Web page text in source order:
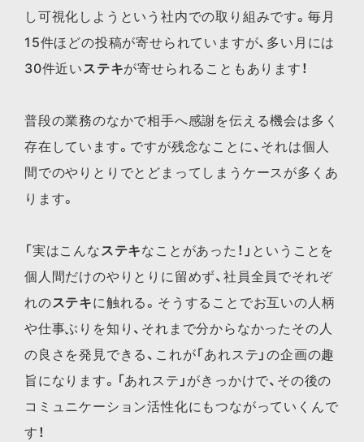
し可視化しようという社内での取り組みです。毎月
15件ほどの投稿が寄せられていますが、多い月には
30件近いステキが寄せられることもあります！
普段の業務のなかで相手へ感謝を伝える機会は多く
存在しています。ですが残念なことに、それは個人
間でのやりとりでとどまってしまうケースが多くあ
ります。
「実はこんなステキなことがあった！」ということを
個人間だけのやりとりに留めず、社員全員でそれぞ
れのステキに触れる。そうすることでお互いの人柄
や仕事ぶりを知り、それまで分からなかったその人
の良さを発見できる、これが「あれステ」の企画の趣
旨になります。「あれステ」がきっかけで、その後の
コミュニケーション活性化にもつながっていくんで
す！